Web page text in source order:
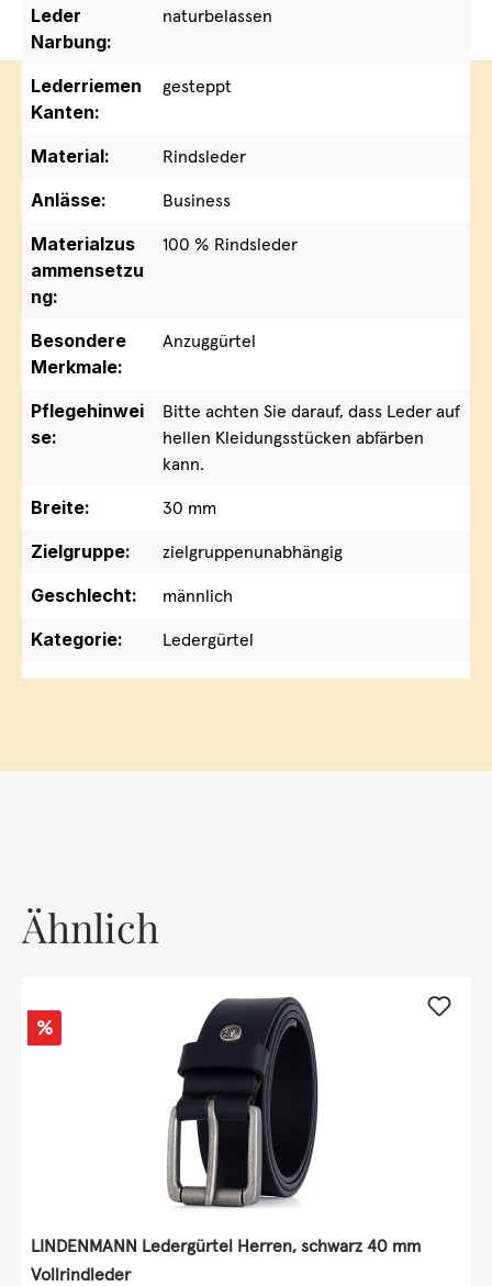
Leder
Narbung:
naturbelassen
Lederriemen
Kanten:
gesteppt
Material:
Rindsleder
Anlässe:
Business
Materialzus
ammensetzu
ng:
100 % Rindsleder
Besondere
Merkmale:
Anzuggürtel
Pflegehinwei
se:
Bitte achten Sie darauf, dass Leder auf
hellen Kleidungsstücken abfärben
kann.
Breite:
30 mm
Zielgruppe:
zielgruppenunabhängig
Geschlecht:
männlich
Kategorie:
Ledergürtel
Ähnlich
Rabatt
%
LINDENMANN Ledergürtel Herren, schwarz 40 mm
Vollrindleder